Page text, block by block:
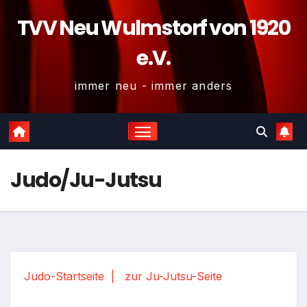
TVV Neu Wulmstorf von 1920
e.V.
immer neu - immer anders
Judo/Ju-Jutsu
Judo-Startseite | zur Ju-Jutsu-Seite